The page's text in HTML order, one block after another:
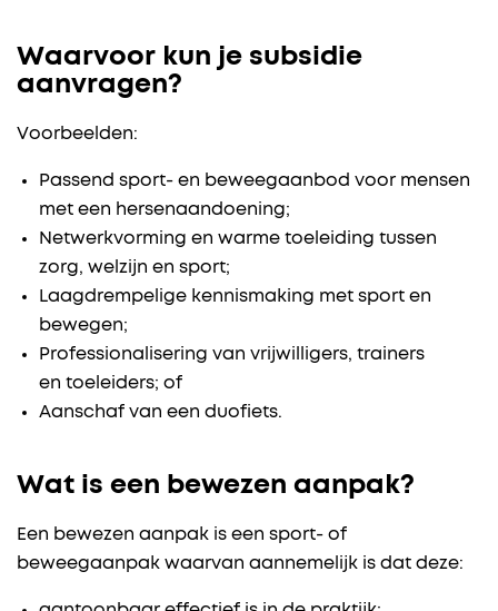
Waarvoor kun je subsidie
aanvragen?
Voorbeelden:
Passend sport- en beweegaanbod voor mensen
met een hersenaandoening;
Netwerkvorming en warme toeleiding tussen
zorg, welzijn en sport;
Laagdrempelige kennismaking met sport en
bewegen;
Professionalisering van vrijwilligers, trainers
en toeleiders; of
Aanschaf van een duofiets.
Wat is een bewezen aanpak?
Een bewezen aanpak is een sport- of
beweegaanpak waarvan aannemelijk is dat deze: